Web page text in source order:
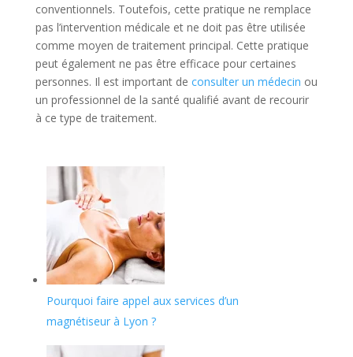
conventionnels. Toutefois, cette pratique ne remplace
pas l’intervention médicale et ne doit pas être utilisée
comme moyen de traitement principal. Cette pratique
peut également ne pas être efficace pour certaines
personnes. Il est important de consulter un médecin ou
un professionnel de la santé qualifié avant de recourir
à ce type de traitement.
Pourquoi faire appel aux services d’un
magnétiseur à Lyon ?